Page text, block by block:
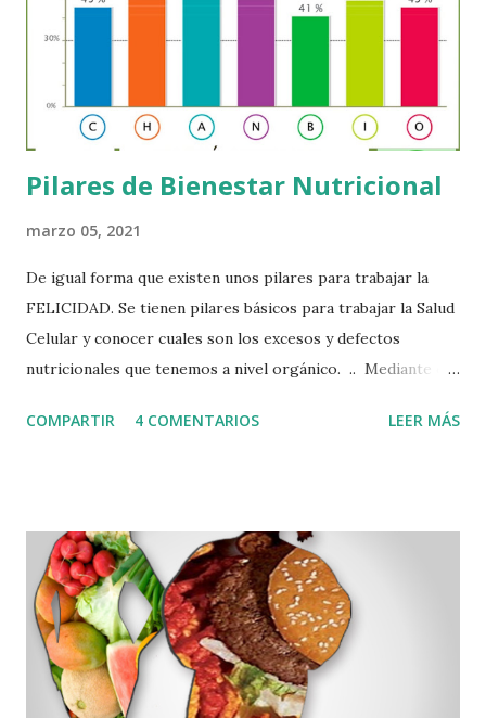
ambientales en la expresión genética. Conocer con
precisión estos factores nos otorga un enorme poder:
Modificando nuestros hábitos y nuestro entorn...
Pilares de Bienestar Nutricional
marzo 05, 2021
De igual forma que existen unos pilares para trabajar la
FELICIDAD. Se tienen pilares básicos para trabajar la Salud
Celular y conocer cuales son los excesos y defectos
nutricionales que tenemos a nivel orgánico. .. Mediante el
han seguido patrones, clínicos, experimentales en sinergia
conocer edos excesos y defectos nutricionales que generan
los hábitos alimentarios de una persona. .. Ahora bien,
hoy gracias a la tecnología podemos acceder de una manera
fácil y cómoda desde la tranquilidad de su hogar, a
este cuestionario de su PERFIL BIONUTRICIONAL y
recibir un resultado que se refleja en un Histograma
COMPARTIR 4 COMENTARIOS LEER MÁS